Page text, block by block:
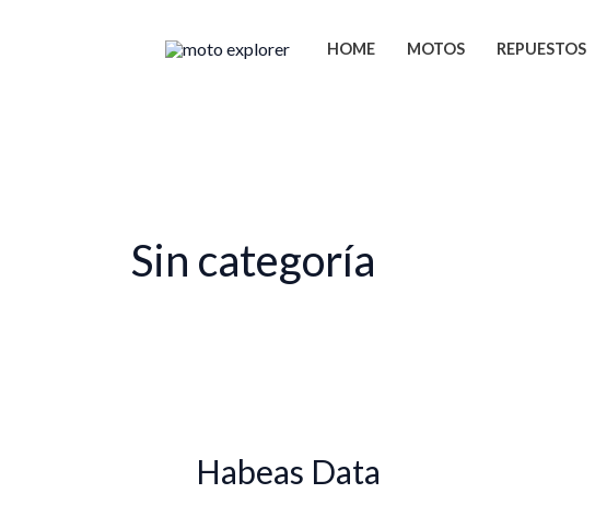
HOME MOTOS REPUESTOS
Sin categoría
Habeas Data
Habeas